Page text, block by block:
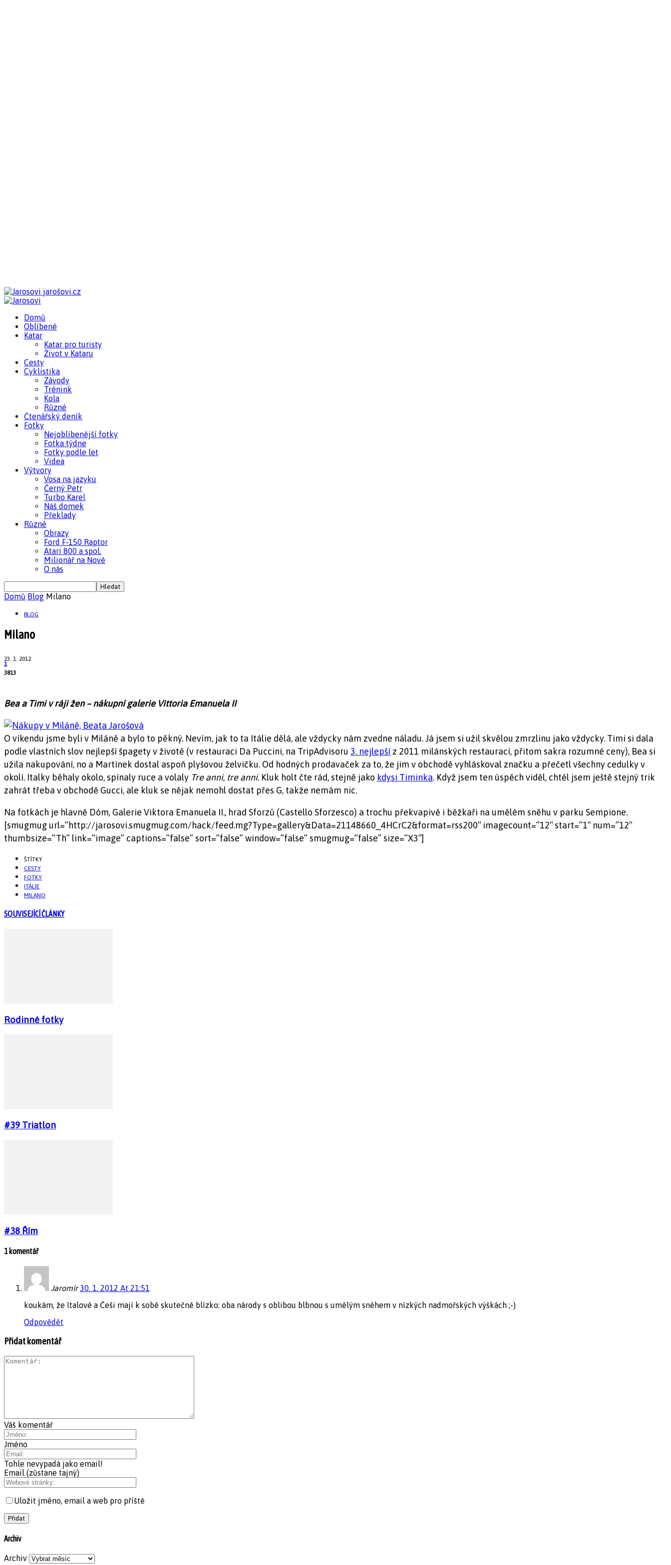
jarošovi.cz
Domů
Oblíbené
Katar
Katar pro turisty
Život v Kataru
Cesty
Cyklistika
Závody
Trénink
Kola
Různé
Čtenářský deník
Fotky
Nejoblíbenější fotky
Fotka týdne
Fotky podle let
Videa
Výtvory
Vosa na jazyku
Černý Petr
Turbo Karel
Náš domek
Překlady
Různé
Obrazy
Ford F-150 Raptor
Atari 800 a spol.
Milionář na Nově
O nás
Domů Blog Milano
BLOG
Milano
23. 1. 2012
1
3813
Bea a Timi v ráji žen – nákupní galerie Vittoria Emanuela II
O víkendu jsme byli v Miláně a bylo to pěkný. Nevím, jak to ta Itálie dělá, ale vždycky nám zvedne náladu. Já jsem si užil skvělou zmrzlinu jako vždycky. Timi si dala
podle vlastních slov nejlepší špagety v životě (v restauraci Da Puccini, na TripAdvisoru 3. nejlepší z 2011 milánských restaurací, přitom sakra rozumné ceny), Bea si
užila nakupování, no a Martínek dostal aspoň plyšovou želvičku. Od hodných prodavaček za to, že jim v obchodě vyhláskoval značku a přečetl všechny cedulky v
okolí. Italky běhaly okolo, spínaly ruce a volaly Tre anni, tre anni. Kluk holt čte rád, stejně jako kdysi Timinka. Když jsem ten úspěch viděl, chtěl jsem ještě stejný trik
zahrát třeba v obchodě Gucci, ale kluk se nějak nemohl dostat přes G, takže nemám nic.
Na fotkách je hlavně Dóm, Galerie Viktora Emanuela II., hrad Sforzů (Castello Sforzesco) a trochu překvapivě i běžkaři na umělém sněhu v parku Sempione.
[smugmug url=”http://jarosovi.smugmug.com/hack/feed.mg?Type=gallery&Data=21148660_4HCrC2&format=rss200″ imagecount=”12″ start=”1″ num=”12″
thumbsize=”Th” link=”image” captions=”false” sort=”false” window=”false” smugmug=”false” size=”X3″]
ŠTÍTKY
CESTY
FOTKY
ITÁLIE
MILANO
SOUVISEJÍCÍ ČLÁNKY
Rodinné fotky
#39 Triatlon
#38 Řím
1 komentář
Jaromír 30. 1. 2012 At 21:51
koukám, že Italové a Češi mají k sobě skutečně blízko: oba národy s oblibou blbnou s umělým sněhem v nízkých nadmořských výškách ;-)
Odpovědět
Přidat komentář
Váš komentář
Jméno
Tohle nevypadá jako email!
Email (zůstane tajný)
Uložit jméno, email a web pro příště
Archiv
Archiv